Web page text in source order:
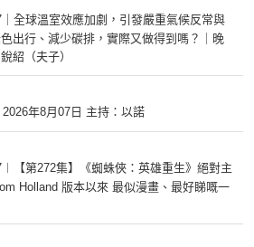
｜全球溫室效應加劇，引發嚴重氣候反常與
出行、減少碳排，實際又做得到嗎？｜晚
紹（夫子）
2026年8月07日 主持：以諾
【第272集】《蜘蛛俠：英雄重生》絕對主
Holland 版本以來 最似漫畫、最好睇嘅一